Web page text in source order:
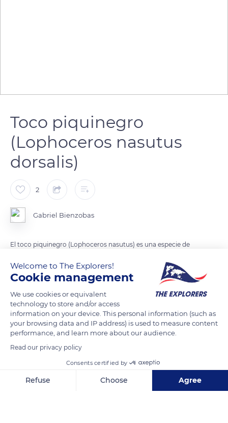
Toco piquinegro
(Lophoceros nasutus
dorsalis)
2
Gabriel Bienzobas
El toco piquinegro (Lophoceros nasutus) es una especie de
distribuida por las sabanas del África subsahariana y del
suroeste de Arabia. La subespecie dorsalis se encuentra en la
zona del Africa austral, y también Kenia y Uganda.
Es una especie omnívora, alimentándose principalmente de
insectos, especialmente saltamontes arbóreos, escarabajos y
mantis; también de ranas arbóreas, camaleones y lagartos; y
,especialmente durante la estación seca, de algunas frutas y
Welcome to The Explorers!
Cookie management
We use cookies or equivalent
technology to store and/or access
information on your device. This personal information (such as
your browsing data and IP address) is used to measure content
performance, and learn more about our audience.
Read our privacy policy
Consents certified by
Refuse Choose Agree